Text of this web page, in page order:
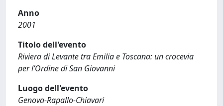
Anno
2001
Titolo dell'evento
Riviera di Levante tra Emilia e Toscana: un crocevia
per l’Ordine di San Giovanni
Luogo dell'evento
Genova-Rapallo-Chiavari